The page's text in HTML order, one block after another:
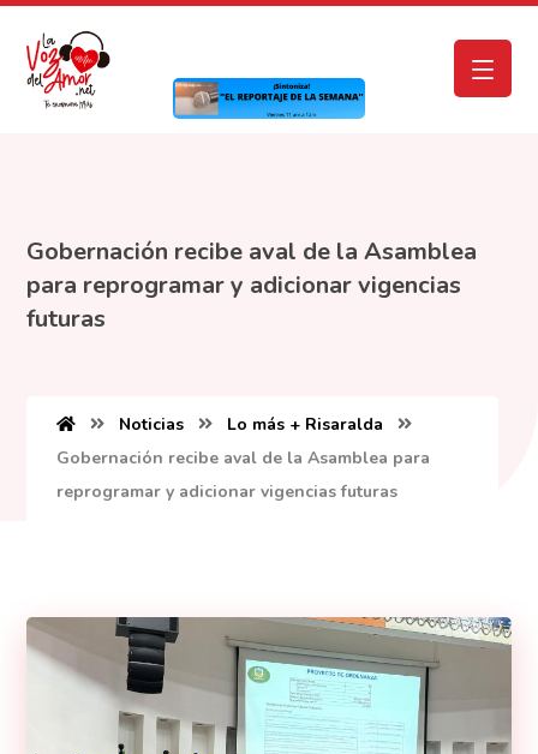
Gobernación recibe aval de la Asamblea
para reprogramar y adicionar vigencias
futuras
Noticias
Lo más + Risaralda
Gobernación recibe aval de la Asamblea para
reprogramar y adicionar vigencias futuras